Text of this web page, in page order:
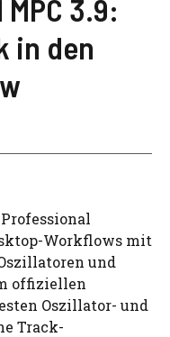
3.9:
in den
Workflows mit
und
offiziellen
Oszillator- und
Track-